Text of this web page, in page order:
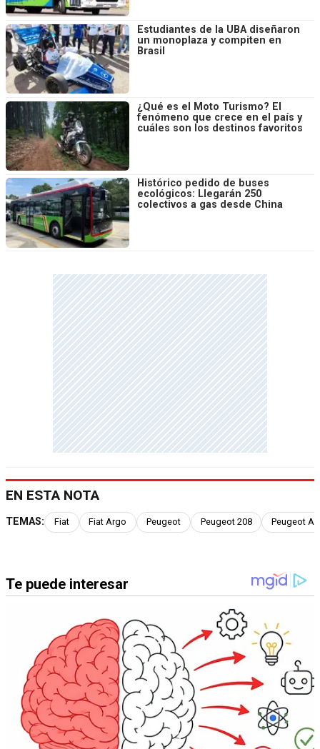
Estudiantes de la UBA diseñaron
un monoplaza y compiten en
Brasil
¿Qué es el Moto Turismo? El
fenómeno que crece en el país y
cuáles son los destinos favoritos
Histórico pedido de buses
ecológicos: Llegarán 250
colectivos a gas desde China
EN ESTA NOTA
TEMAS: Fiat Fiat Argo Peugeot Peugeot 208 Peugeot